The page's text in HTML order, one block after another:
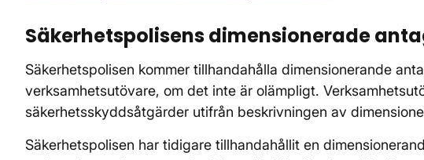
Säkerhetspolisens dimensionerade
Säkerhetspolisen kommer tillhandahålla dimensionerande
verksamhetsutövare, om det inte är olämpligt.
säkerhetsskyddsåtgärder utifrån beskrivningen av
Säkerhetspolisen har tidigare tillhandahållit en